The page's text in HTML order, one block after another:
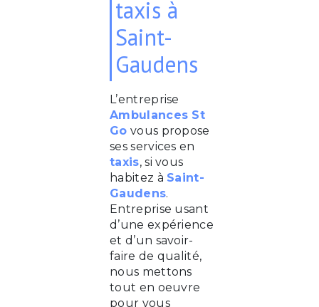
taxis à
Saint-
Gaudens
L’entreprise
Ambulances St
Go vous propose
ses services en
taxis, si vous
habitez à Saint-
Gaudens.
Entreprise usant
d’une expérience
et d’un savoir-
faire de qualité,
nous mettons
tout en oeuvre
pour vous